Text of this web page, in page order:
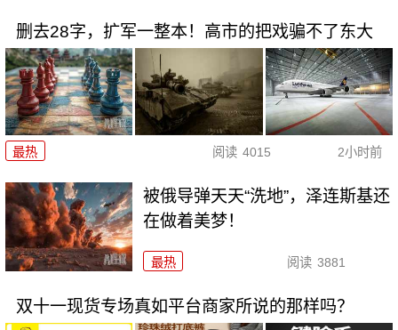
删去28字，扩军一整本！高市的把戏骗不了东大
最热 阅读 4015 2小时前
被俄导弹天天“洗地”，泽连斯基还
在做着美梦！
最热 阅读 3881
双十一现货专场真如平台商家所说的那样吗？